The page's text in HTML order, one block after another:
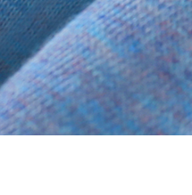
中，人们渴望
呼吸的缝隙。
是两点一线的
是通过服装的
情绪，将日常